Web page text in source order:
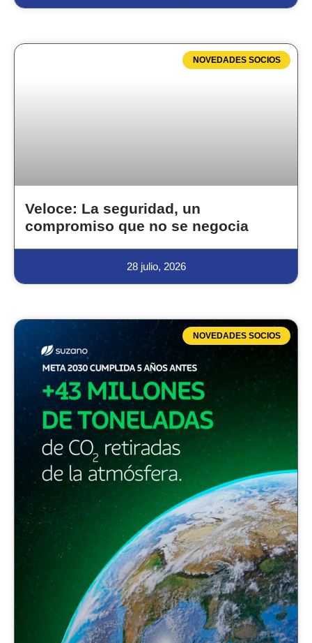
NOVEDADES SOCIOS
Veloce: La seguridad, un
compromiso que no se negocia
28 julio, 2026
NOVEDADES SOCIOS